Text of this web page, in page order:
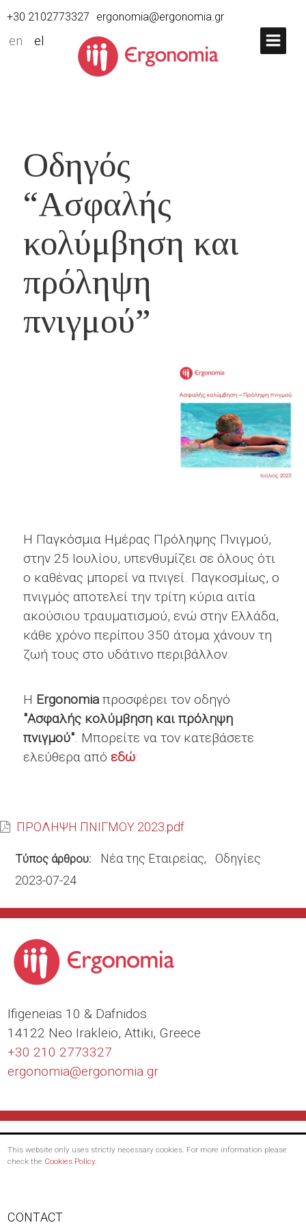
+30 2102773327 ergonomia@ergonomia.gr
en el
Οδηγός
“Ασφαλής
κολύμβηση και
πρόληψη
πνιγμού”
Η Παγκόσμια Ημέρας Πρόληψης Πνιγμού,
στην 25 Ιουλίου, υπενθυμίζει σε όλους ότι
ο καθένας μπορεί να πνιγεί. Παγκοσμίως, o
πνιγμός αποτελεί την τρίτη κύρια αιτία
ακούσιου τραυματισμού, ενώ στην Ελλάδα,
κάθε χρόνο περίπου 350 άτομα χάνουν τη
ζωή τους στο υδάτινο περιβάλλον.
Η Ergonomia προσφέρει τον οδηγό
"Ασφαλής κολύμβηση και πρόληψη
πνιγμού". Μπορείτε να τον κατεβάσετε
ελεύθερα από εδώ:
ΠΡΟΛΗΨΗ ΠΝΙΓΜΟΥ 2023.pdf
Τύπος άρθρου Νέα της Εταιρείας
Οδηγίες
2023-07-24
Ιfigeneias 10 & Dafnidos
14122 Neo Irakleio, Attiki, Greece
+30 210 2773327
ergonomia@ergonomia.gr
This website only uses strictly necessary cookies. For more information please
check the Cookies Policy.
Footer
CONTACT